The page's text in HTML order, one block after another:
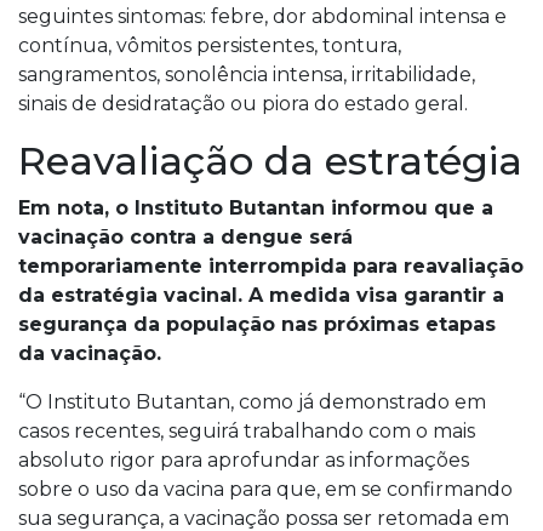
seguintes sintomas: febre, dor abdominal intensa e
contínua, vômitos persistentes, tontura,
sangramentos, sonolência intensa, irritabilidade,
sinais de desidratação ou piora do estado geral.
Reavaliação da estratégia
Em nota, o Instituto Butantan informou que a
vacinação contra a dengue será
temporariamente interrompida para reavaliação
da estratégia vacinal. A medida visa garantir a
segurança da população nas próximas etapas
da vacinação.
“O Instituto Butantan, como já demonstrado em
casos recentes, seguirá trabalhando com o mais
absoluto rigor para aprofundar as informações
sobre o uso da vacina para que, em se confirmando
sua segurança, a vacinação possa ser retomada em